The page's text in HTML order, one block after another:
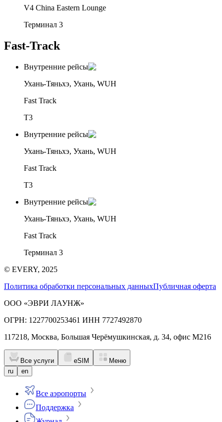
V4 China Eastern Lounge
Терминал 3
Fast-Track
Внутренние рейсы
Ухань-Тяньхэ, Ухань, WUH
Fast Track
T3
Внутренние рейсы
Ухань-Тяньхэ, Ухань, WUH
Fast Track
T3
Внутренние рейсы
Ухань-Тяньхэ, Ухань, WUH
Fast Track
Терминал 3
© EVERY, 2025
Политика обработки персональных данныхПубличная оферта
ООО «ЭВРИ ЛАУНЖ»
ОГРН: 1227700253461 ИНН 7727492870
117218, Москва, Большая Черёмушкинская, д. 34, офис М216
Все услуги eSIM
Меню
ru
en
Все аэропорты
Поддержка